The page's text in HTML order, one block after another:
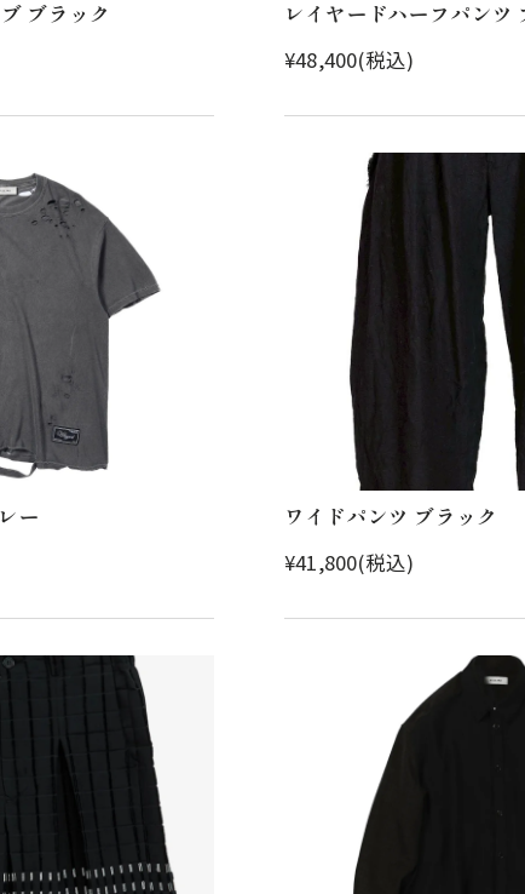
ブラック レイヤードハーフパンツ
¥48,400(税込)
ー ワイドパンツ ブラック
¥41,800(税込)